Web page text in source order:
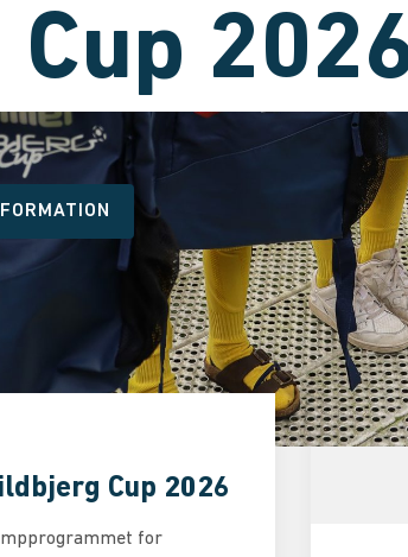
Cup
Cup 2026
for